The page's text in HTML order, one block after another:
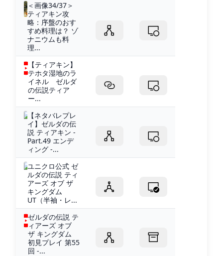
＜画像34/37＞
ティアキン攻
略：序盤のおす
すめ料理は？ ゾ
ナニウムも料
理...
【ティアキン】
テホタ湿地のラ
イネル ゼルダ
の伝説ティア
ー...
【ネタバレプレ
イ】ゼルダの伝
説 ティアキン -
Part.49 エンデ
ィング -...
ユニクロ公式 ゼ
ルダの伝説 ティ
アーズ オブ ザ
キングダム
UT（半袖・レ...
ゼルダの伝説 テ
ィアーズ オブ
ザ キングダム
初見プレイ 第55
回 -...